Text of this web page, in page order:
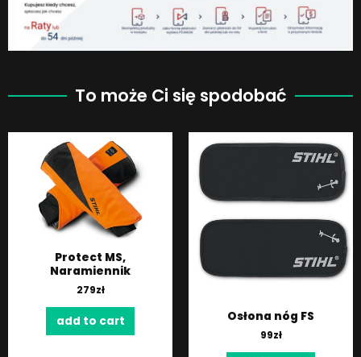
To może Ci się spodobać
Protect MS,
Naramiennik
279zł
add to cart Osłona nóg FS
99zł